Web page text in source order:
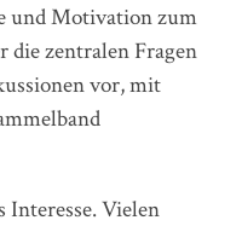
und Motivation zum
die zentralen Fragen
vor, mit
Interesse. Vielen